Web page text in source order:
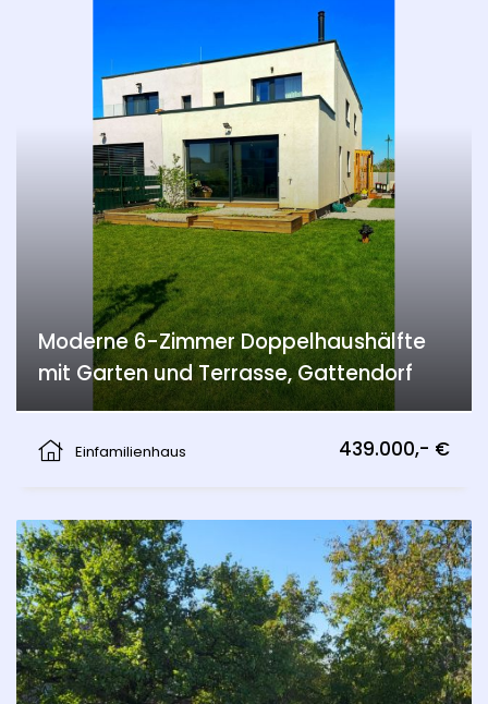
Moderne 6-Zimmer Doppelhaushälfte
mit Garten und Terrasse, Gattendorf
Einfamilienhaus
439.000,- €